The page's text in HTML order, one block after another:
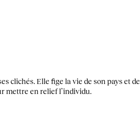
clichés. Elle fige la vie de son pays et de
mettre en relief l’individu.